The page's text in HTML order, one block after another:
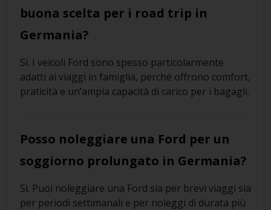
buona scelta per i road trip in
Germania?
Sì. I veicoli Ford sono spesso particolarmente
adatti ai viaggi in famiglia, perché offrono comfort,
praticità e un’ampia capacità di carico per i bagagli.
Posso noleggiare una Ford per un
soggiorno prolungato in Germania?
Sì. Puoi noleggiare una Ford sia per brevi viaggi sia
per periodi settimanali e per noleggi di durata più